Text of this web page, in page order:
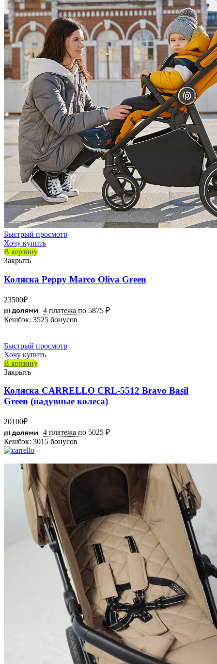
Быстрый просмотр
Хочу купить
В корзину
Закрыть
Коляска Peppy Marco Oliva Green
23500₽
4 платежа по 5875 ₽
Кешбэк: 3525 бонусов
Быстрый просмотр
Хочу купить
В корзину
Закрыть
Коляска CARRELLO CRL-5512 Bravo Basil
Green (надувные колеса)
20100₽
4 платежа по 5025 ₽
Кешбэк: 3015 бонусов